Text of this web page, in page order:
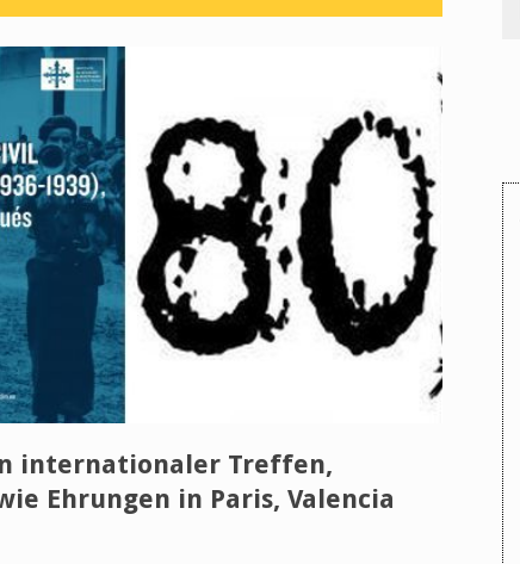
internationaler Treffen,
Ehrungen in Paris, Valencia